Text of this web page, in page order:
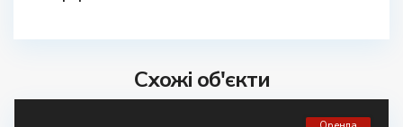
Схожі об'єкти